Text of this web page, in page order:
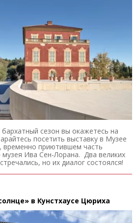
сезон вы окажетесь на
посетить выставку в Музее
временно приютившем часть
музея Ива Сен-Лорана. Два великих
но их диалог состоялся!
в Кунстхаусе Цюриха